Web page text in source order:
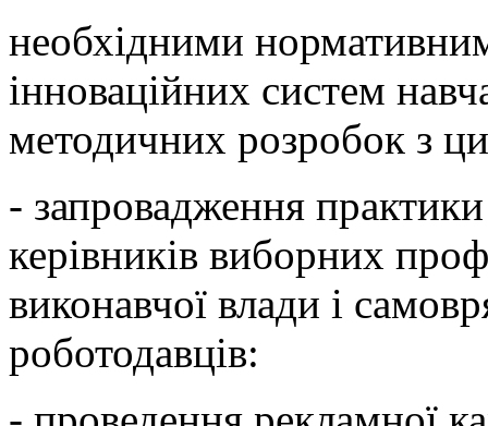
необхідними
інноваційних систем
методичних розробок з
- запровадження
керівників виборних
виконавчої влади і
роботодавців: